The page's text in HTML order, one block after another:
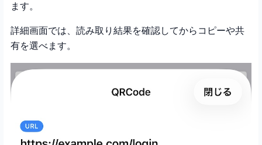
ます。
詳細画面では、読み取り結果を確認してからコピーや共
有を選べます。